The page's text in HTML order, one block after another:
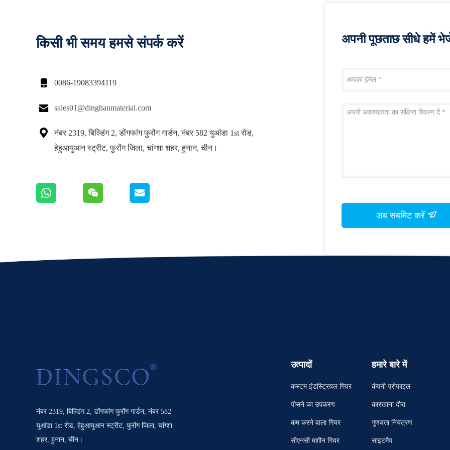
किसी भी समय हमसे संपर्क करें
 0086-19083394119
 sales01@dinghanmaterial.com

नंबर 2319, बिल्डिंग 2, डोंगफांग फुरोंग गार्डन, नंबर 582 युआंडा 1st रोड,
हेहुआयुआन स्ट्रीट, फुरोंग जिला, चांग्शा शहर, हुनान, चीन।
अपनी पूछताछ सीधे हमें
अब सबमिट करें
नंबर 2319, बिल्डिंग 2, डोंगफांग फुरोंग गार्डन, नंबर 582
युआंडा 1st रोड, हेहुआयुआन स्ट्रीट, फुरोंग जिला, चांग्शा
शहर, हुनान, चीन।
उत्पादों
कस्टम इंडस्ट्रियल गियर
पीसने का उपकरण
कम करने वाला गियर
सीएनसी मशीन गियर
हमारे बारे में
कंपनी प्रोफाइल
कारखाना दौरा
गुणवत्ता नियंत्रण
साइटमैप